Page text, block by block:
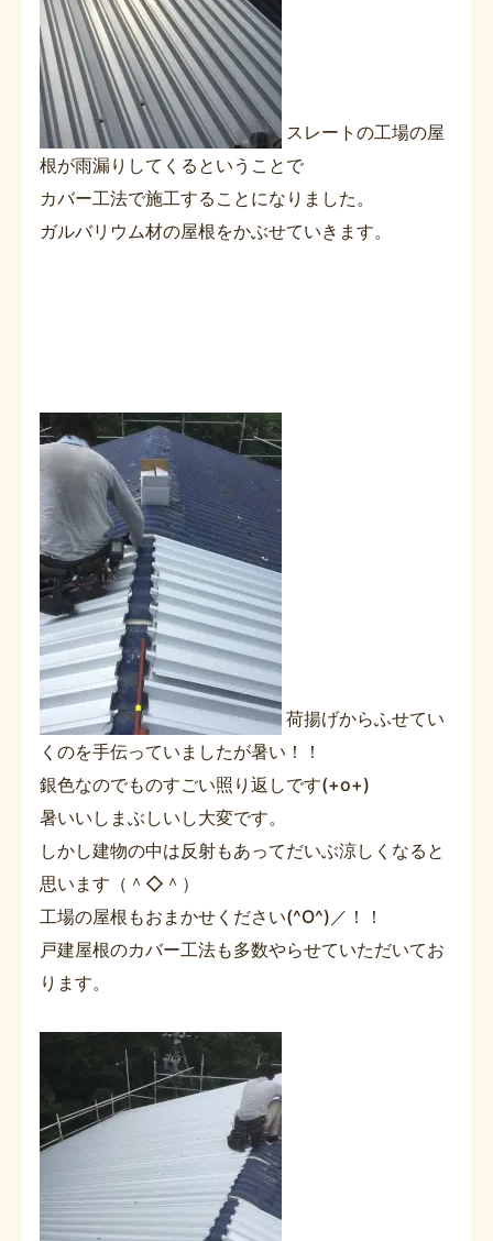
スレートの工場の屋
根が雨漏りしてくるということで
カバー工法で施工することになりました。
ガルバリウム材の屋根をかぶせていきます。
荷揚げからふせてい
くのを手伝っていましたが暑い！！
銀色なのでものすごい照り返しです(+o+)
暑いいしまぶしいし大変です。
しかし建物の中は反射もあってだいぶ涼しくなると
思います（＾◇＾）
工場の屋根もおまかせください(^O^)／！！
戸建屋根のカバー工法も多数やらせていただいてお
ります。